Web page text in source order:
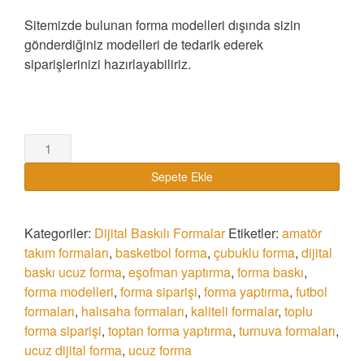
Sitemizde bulunan forma modelleri dışında sizin
gönderdiğiniz modelleri de tedarik ederek
siparişlerinizi hazırlayabiliriz.
Dijital
Baskı
adet
Sepete Ekle
Kategoriler: Dijital Baskılı Formalar Etiketler: amatör
takım formaları, basketbol forma, çubuklu forma, dijital
baskı ucuz forma, eşofman yaptırma, forma baskı,
forma modelleri, forma siparişi, forma yaptırma, futbol
formaları, halısaha formaları, kaliteli formalar, toplu
forma siparişi, toptan forma yaptırma, turnuva formaları,
ucuz dijital forma, ucuz forma